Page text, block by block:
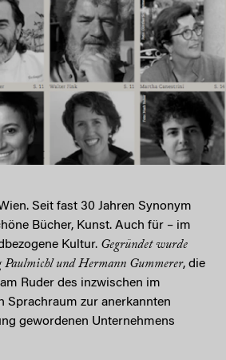
Seit fast 30 Jahren Synonym
Bücher, Kunst. Auch für – im
Kultur. Gegründet wurde
und Hermann Gummerer, die
Ruder des inzwischen im
Sprachraum zur anerkannten
gewordenen Unternehmens